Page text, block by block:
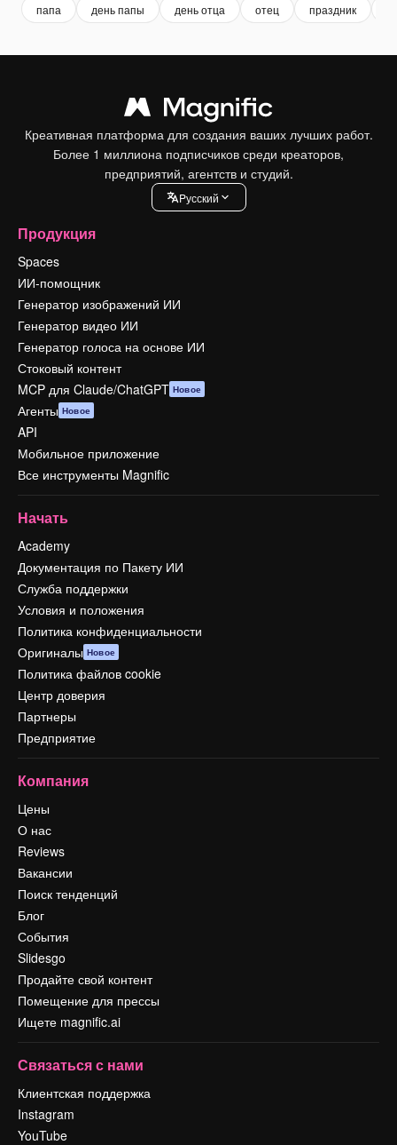
папа день папы день отца отец праздник
Креативная платформа для создания ваших лучших работ.
Более 1 миллиона подписчиков среди креаторов,
предприятий, агентств и студий.
Pусский
Продукция
Spaces
ИИ-помощник
Генератор изображений ИИ
Генератор видео ИИ
Генератор голоса на основе ИИ
Стоковый контент
MCP для Claude/ChatGPT Новое
Агенты Новое
API
Мобильное приложение
Все инструменты Magnific
Начать
Academy
Документация по Пакету ИИ
Служба поддержки
Условия и положения
Политика конфиденциальности
Оригиналы Новое
Политика файлов cookie
Центр доверия
Партнеры
Предприятие
Компания
Цены
О нас
Reviews
Вакансии
Поиск тенденций
Блог
События
Slidesgo
Продайте свой контент
Помещение для прессы
Ищете magnific.ai
Связаться с нами
Клиентская поддержка
Instagram
YouTube